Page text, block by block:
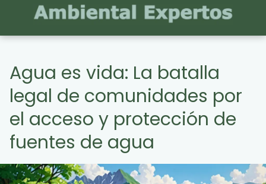
Agua es vida: La batalla
legal de comunidades por
el acceso y protección de
fuentes de agua